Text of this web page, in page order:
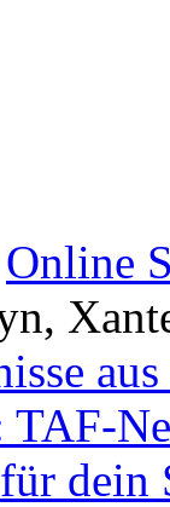
Online
TAF-
dein